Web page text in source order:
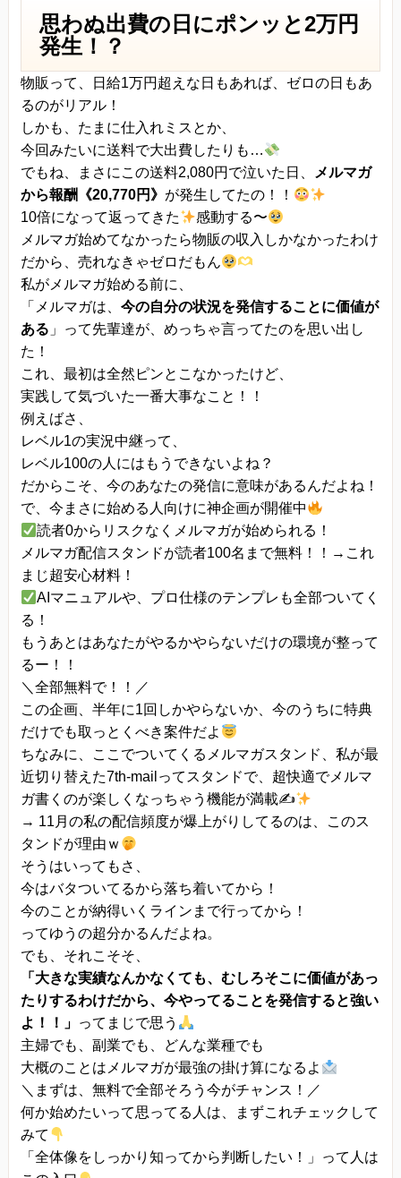
思わぬ出費の日にポンッと2万円
発生！？
物販って、日給1万円超えな日もあれば、ゼロの日もあ
るのがリアル！
しかも、たまに仕入れミスとか、
今回みたいに送料で大出費したりも…
でもね、まさにこの送料2,080円で泣いた日、
メルマガ
から報酬《20,770円》 が発生してたの！！
10倍になって返ってきた
感動する〜
メルマガ始めてなかったら物販の収入しかなかったわけ
だから、売れなきゃゼロだもん
私がメルマガ始める前に、
「メルマガは、 今の自分の状況を発信することに価値が
ある 」って先輩達が、めっちゃ言ってたのを思い出し
た！
これ、最初は全然ピンとこなかったけど、
実践して気づいた一番大事なこと！！
例えばさ、
レベル1の実況中継って、
レベル100の人にはもうできないよね？
だからこそ、今のあなたの発信に意味があるんだよね！
で、今まさに始める人向けに神企画が開催中
読者0からリスクなくメルマガが始められる！
メルマガ配信スタンドが読者100名まで無料！！→これ
まじ超安心材料！
AIマニュアルや、プロ仕様のテンプレも全部ついてく
る！
もうあとはあなたがやるかやらないだけの環境が整って
るー！！
＼全部無料で！！／
この企画、半年に1回しかやらないか、今のうちに特典
だけでも取っとくべき案件だよ
ちなみに、ここでついてくるメルマガスタンド、私が最
近切り替えた7th-mailってスタンドで、超快適でメルマ
ガ書くのが楽しくなっちゃう機能が満載✍
→ 11月の私の配信頻度が爆上がりしてるのは、このス
タンドが理由ｗ
そうはいってもさ、
今はバタついてるから落ち着いてから！
今のことが納得いくラインまで行ってから！
ってゆうの超分かるんだよね。
でも、それこそそ、
「大きな実績なんかなくても、むしろそこに価値があっ
たりするわけだから、今やってることを発信すると強い
よ！！」 ってまじで思う
主婦でも、副業でも、どんな業種でも
大概のことはメルマガが最強の掛け算になるよ
＼まずは、無料で全部そろう今がチャンス！／
何か始めたいって思ってる人は、まずこれチェックして
みて
「全体像をしっかり知ってから判断したい！」って人は